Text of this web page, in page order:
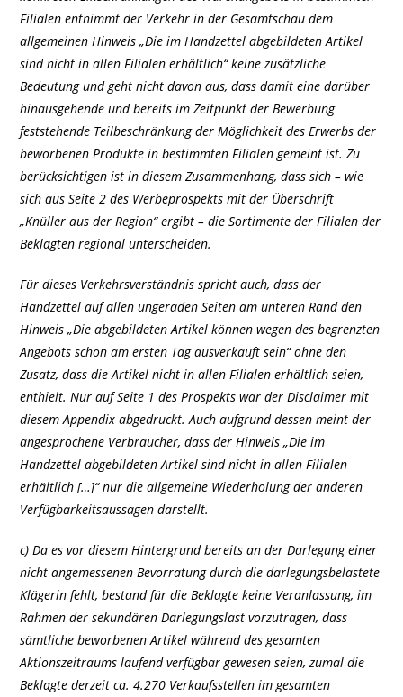
Filialen entnimmt der Verkehr in der Gesamtschau dem
allgemeinen Hinweis „Die im Handzettel abgebildeten Artikel
sind nicht in allen Filialen erhältlich“ keine zusätzliche
Bedeutung und geht nicht davon aus, dass damit eine darüber
hinausgehende und bereits im Zeitpunkt der Bewerbung
feststehende Teilbeschränkung der Möglichkeit des Erwerbs der
beworbenen Produkte in bestimmten Filialen gemeint ist. Zu
berücksichtigen ist in diesem Zusammenhang, dass sich – wie
sich aus Seite 2 des Werbeprospekts mit der Überschrift
„Knüller aus der Region“ ergibt – die Sortimente der Filialen der
Beklagten regional unterscheiden.
Für dieses Verkehrsverständnis spricht auch, dass der
Handzettel auf allen ungeraden Seiten am unteren Rand den
Hinweis „Die abgebildeten Artikel können wegen des begrenzten
Angebots schon am ersten Tag ausverkauft sein“ ohne den
Zusatz, dass die Artikel nicht in allen Filialen erhältlich seien,
enthielt. Nur auf Seite 1 des Prospekts war der Disclaimer mit
diesem Appendix abgedruckt. Auch aufgrund dessen meint der
angesprochene Verbraucher, dass der Hinweis „Die im
Handzettel abgebildeten Artikel sind nicht in allen Filialen
erhältlich […]“ nur die allgemeine Wiederholung der anderen
Verfügbarkeitsaussagen darstellt.
c) Da es vor diesem Hintergrund bereits an der Darlegung einer
nicht angemessenen Bevorratung durch die darlegungsbelastete
Klägerin fehlt, bestand für die Beklagte keine Veranlassung, im
Rahmen der sekundären Darlegungslast vorzutragen, dass
sämtliche beworbenen Artikel während des gesamten
Aktionszeitraums laufend verfügbar gewesen seien, zumal die
Beklagte derzeit ca. 4.270 Verkaufsstellen im gesamten